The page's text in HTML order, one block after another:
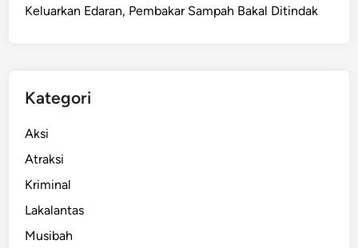
Keluarkan Edaran, Pembakar Sampah Bakal Ditindak
Kategori
Aksi
Atraksi
Kriminal
Lakalantas
Musibah